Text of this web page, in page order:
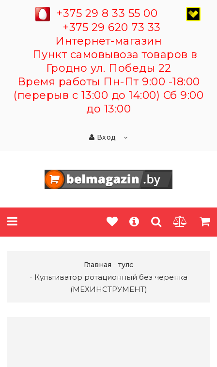
+375 29 8 33 55 00
+375 29 620 73 33
Интернет-магазин
Пункт самовывоза товаров в
Гродно ул. Победы 22
Время работы Пн-Пт 9:00 -18:00
(перерыв с 13:00 до 14:00) Сб 9:00
до 13:00
Вход
Главная тулс
Культиватор ротационный без черенка
(МЕХИНСТРУМЕНТ)